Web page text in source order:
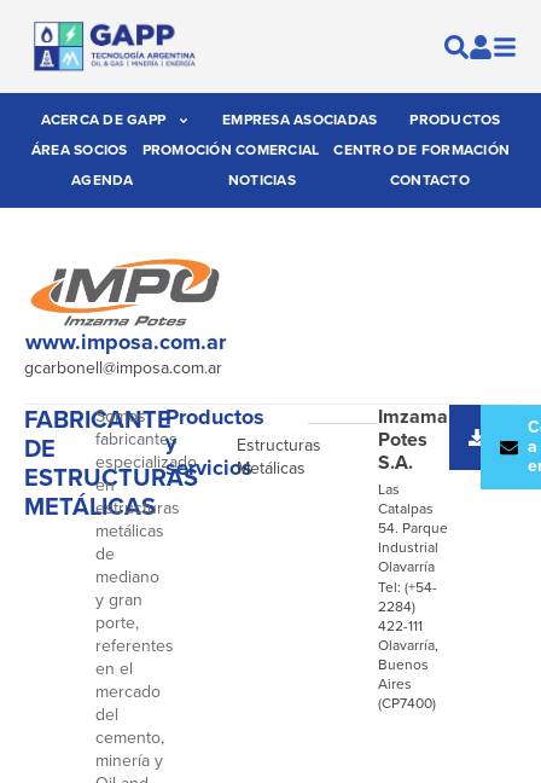
ACERCA DE GAPP EMPRESA ASOCIADAS
PRODUCTOS
ÁREA SOCIOS
PROMOCIÓN COMERCIAL
CENTRO DE FORMACIÓN
AGENDA
NOTICIAS CONTACTO
www.imposa.com.ar
gcarbonell@imposa.com.ar
FABRICANTE
DE
ESTRUCTURAS
METÁLICAS
Somos
fabricantes
especializado
en
estructuras
metálicas
de
mediano
y gran
porte,
referentes
en el
mercado
del
cemento,
minería y
Productos
y
servicios
-
Estructuras
Metálicas
Imzama
Potes
S.A.
Las
Catalpas
54. Parque
Industrial
Olavarría
Tel: (+54-
2284)
422-111
Olavarría,
Buenos
Aires
(CP7400)